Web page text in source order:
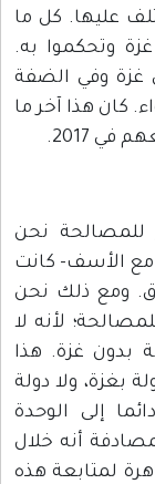
عليها. كل ما
وتحكموا به.
غزة وفي الضفة
كان هذا آخر ما
للمصالحة نحن
مع الأسف- كانت
ومع ذلك نحن
لأنه لا
بدون غزة. هذا
بغزة، ولا دولة
إلى الوحدة
أنه خلال
لمتابعة هذه